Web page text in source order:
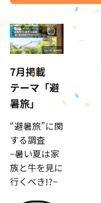
7月掲載
テーマ「避
暑旅」
“避暑旅”に関
する調査
−暑い夏は家
族と牛を見に
行くべき!?−